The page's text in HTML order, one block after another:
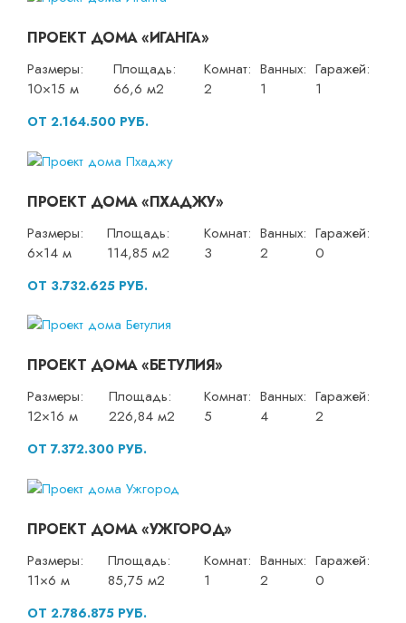
ПРОЕКТ ДОМА «ИГАНГА»
Размеры:
10×15 м
Площадь:
66,6 м2
Комнат:
2
Ванных:
1
Гаражей:
1
ОТ 2.164.500 РУБ.
ПРОЕКТ ДОМА «ПХАДЖУ»
Размеры:
6×14 м
Площадь:
114,85 м2
Комнат:
3
Ванных:
2
Гаражей:
0
ОТ 3.732.625 РУБ.
ПРОЕКТ ДОМА «БЕТУЛИЯ»
Размеры:
12×16 м
Площадь:
226,84 м2
Комнат:
5
Ванных:
4
Гаражей:
2
ОТ 7.372.300 РУБ.
ПРОЕКТ ДОМА «УЖГОРОД»
Размеры:
11×6 м
Площадь:
85,75 м2
Комнат:
1
Ванных:
2
Гаражей:
0
ОТ 2.786.875 РУБ.